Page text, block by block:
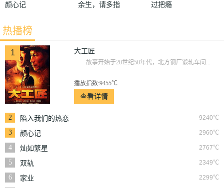
颜心记
余生，请多指
过把瘾
热播榜
1 大工匠
故事开始于20世纪50年代，北方钢厂锻轧车间...
播放指数:9455℃
查看详情
2 9240℃
陷入我们的热恋
3
2960℃
颜心记
4
2767℃
灿如繁星
5
2349℃
双轨
6
2299℃
家业